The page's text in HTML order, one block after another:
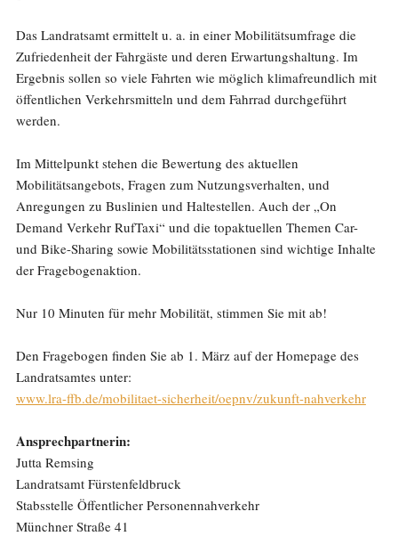
Das Landratsamt ermittelt u. a. in einer Mobilitätsumfrage die
Zufriedenheit der Fahrgäste und deren Erwartungshaltung. Im
Ergebnis sollen so viele Fahrten wie möglich klimafreundlich mit
öffentlichen Verkehrsmitteln und dem Fahrrad durchgeführt
werden.
Im Mittelpunkt stehen die Bewertung des aktuellen
Mobilitätsangebots, Fragen zum Nutzungsverhalten, und
Anregungen zu Buslinien und Haltestellen. Auch der „On
Demand Verkehr RufTaxi“ und die topaktuellen Themen Car-
und Bike-Sharing sowie Mobilitätsstationen sind wichtige Inhalte
der Fragebogenaktion.
Nur 10 Minuten für mehr Mobilität, stimmen Sie mit ab!
Den Fragebogen finden Sie ab 1. März auf der Homepage des
Landratsamtes unter:
www.lra-ffb.de/mobilitaet-sicherheit/oepnv/zukunft-nahverkehr
Ansprechpartnerin:
Jutta Remsing
Landratsamt Fürstenfeldbruck
Stabsstelle Öffentlicher Personennahverkehr
Münchner Straße 41